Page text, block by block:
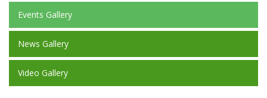
Events Gallery
News Gallery
Video Gallery